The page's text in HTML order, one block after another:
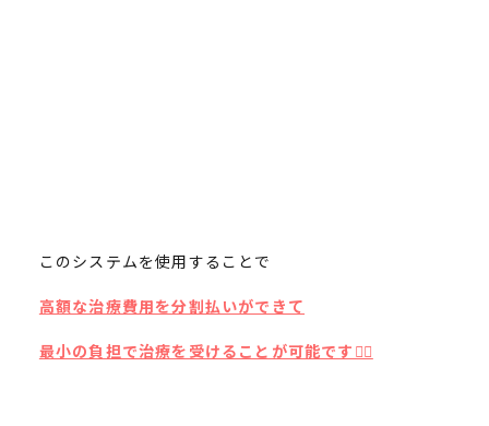
このシステムを使用することで
高額な治療費用を分割払いができて
最小の負担で治療を受けることが可能です🙆‍♀️